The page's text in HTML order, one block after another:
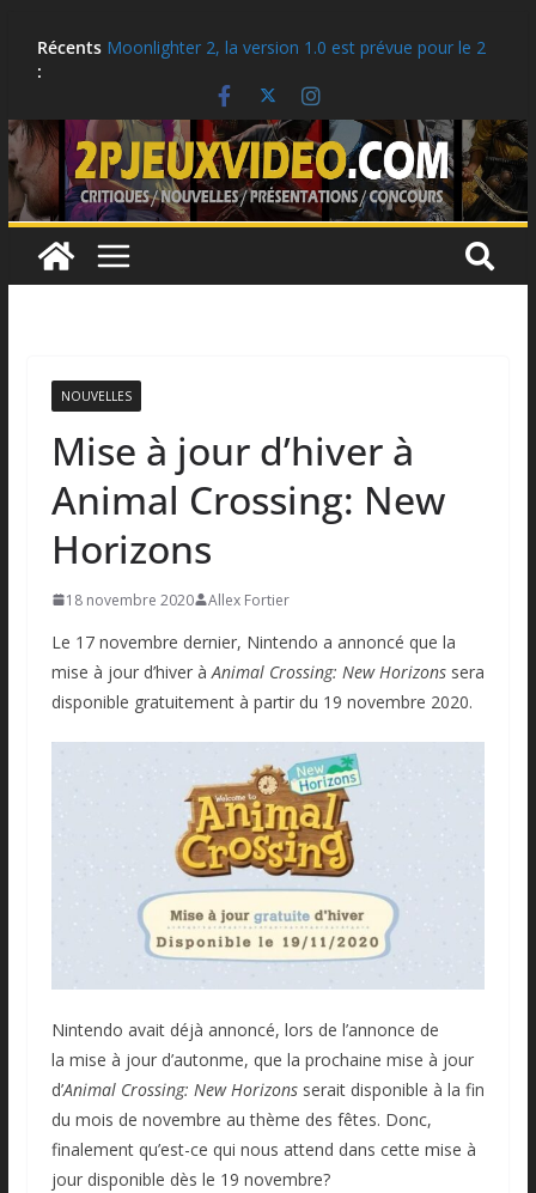
Récents
:
Moonlighter 2, la version 1.0 est prévue pour le 2
Critique: Hell Clock: Cursed War
LEGO: Des idées cadeaux pour la rentrée scolaire!
Ubisoft célèbre le 25e anniversaire de Tom
Clancy’s Ghost Recon
NOUVELLES
Mise à jour d’hiver à
Animal Crossing: New
Horizons
18 novembre 2020 Allex Fortier
Le 17 novembre dernier, Nintendo a annoncé que la
mise à jour d’hiver àAnimal Crossing: New Horizons sera
disponible gratuitement à partir du 19 novembre 2020.
Nintendo avait déjà annoncé, lors de l’annonce de
la mise à jour d’autonme, que la prochaine mise à jour
d’Animal Crossing: New Horizonsserait disponible à la fin
du mois de novembre au thème des fêtes. Donc,
finalement qu’est-ce qui nous attend dans cette mise à
jour disponible dès le 19 novembre?